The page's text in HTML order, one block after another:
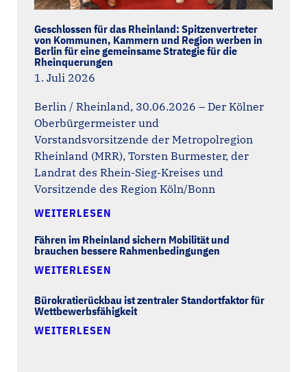
Geschlossen für das Rheinland: Spitzenvertreter
von Kommunen, Kammern und Region werben in
Berlin für eine gemeinsame Strategie für die
Rheinquerungen
1. Juli 2026
Berlin / Rheinland, 30.06.2026 – Der Kölner
Oberbürgermeister und
Vorstandsvorsitzende der Metropolregion
Rheinland (MRR), Torsten Burmester, der
Landrat des Rhein-Sieg-Kreises und
Vorsitzende des Region Köln/Bonn
WEITERLESEN
Fähren im Rheinland sichern Mobilität und
brauchen bessere Rahmenbedingungen
WEITERLESEN
Bürokratierückbau ist zentraler Standortfaktor für
Wettbewerbsfähigkeit
WEITERLESEN